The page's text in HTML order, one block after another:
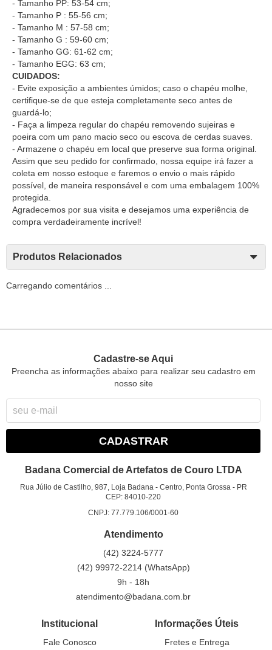
- Tamanho PP: 53-54 cm;
- Tamanho P : 55-56 cm;
- Tamanho M : 57-58 cm;
- Tamanho G : 59-60 cm;
- Tamanho GG: 61-62 cm;
- Tamanho EGG: 63 cm;
CUIDADOS:
- Evite exposição a ambientes úmidos; caso o chapéu molhe,
certifique-se de que esteja completamente seco antes de
guardá-lo;
- Faça a limpeza regular do chapéu removendo sujeiras e
poeira com um pano macio seco ou escova de cerdas suaves.
- Armazene o chapéu em local que preserve sua forma original.
Assim que seu pedido for confirmado, nossa equipe irá fazer a
coleta em nosso estoque e faremos o envio o mais rápido
possível, de maneira responsável e com uma embalagem 100%
protegida.
Agradecemos por sua visita e desejamos uma experiência de
compra verdadeiramente incrível!
Produtos Relacionados
Carregando comentários ...
Cadastre-se Aqui
Preencha as informações abaixo para realizar seu cadastro em
nosso site
CADASTRAR
Badana Comercial de Artefatos de Couro LTDA
Rua Júlio de Castilho, 987, Loja Badana - Centro, Ponta Grossa - PR
CEP: 84010-220
CNPJ: 77.779.106/0001-60
Atendimento
(42) 3224-5777
(42) 99972-2214 (WhatsApp)
9h - 18h
atendimento@badana.com.br
Institucional
Fale Conosco
Informações Úteis
Fretes e Entrega